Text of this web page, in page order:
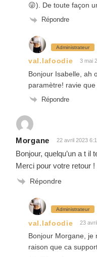
😜). De toute façon
Répondre
Administrateur
val.lafoodie 3 mai
Bonjour Isabelle, ah
paramètre! ravie
Répondre
Morgane 22 avril 2023
Bonjour, quelqu’un a t il
Merci pour votre retour !
Répondre
Administrateur
val.lafoodie 23
Bonjour Morgane, je
raison que ca